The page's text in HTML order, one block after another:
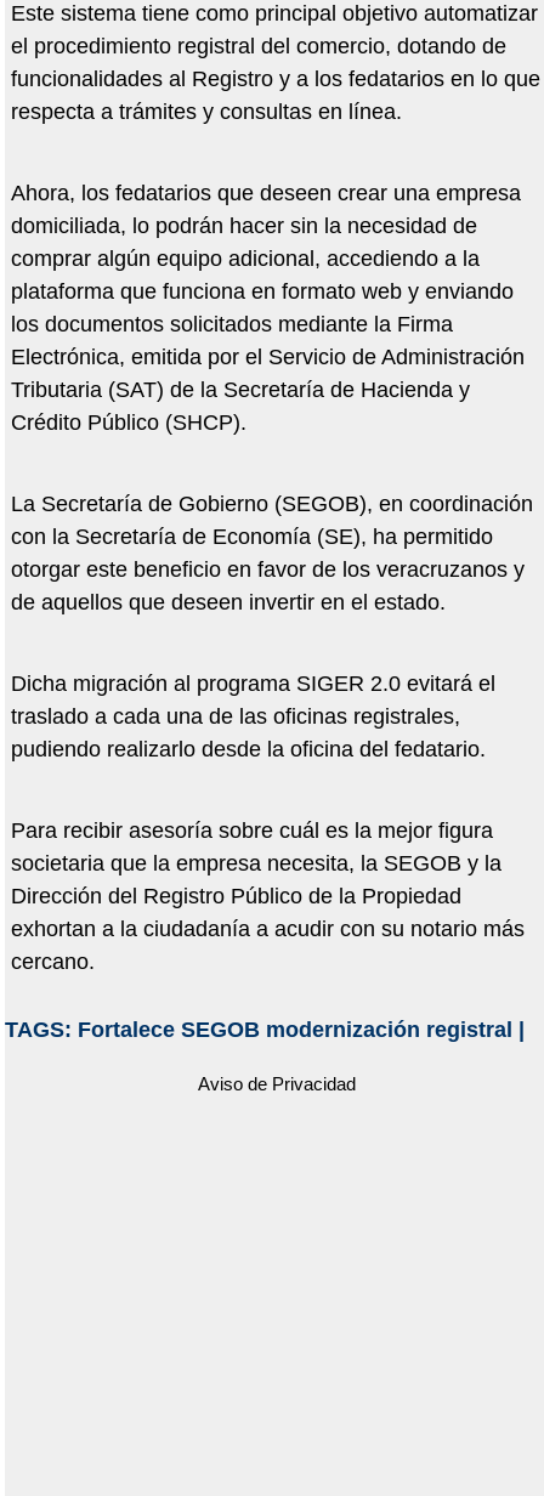
Este sistema tiene como principal objetivo automatizar
el procedimiento registral del comercio, dotando de
funcionalidades al Registro y a los fedatarios en lo que
respecta a trámites y consultas en línea.
Ahora, los fedatarios que deseen crear una empresa
domiciliada, lo podrán hacer sin la necesidad de
comprar algún equipo adicional, accediendo a la
plataforma que funciona en formato web y enviando
los documentos solicitados mediante la Firma
Electrónica, emitida por el Servicio de Administración
Tributaria (SAT) de la Secretaría de Hacienda y
Crédito Público (SHCP).
La Secretaría de Gobierno (SEGOB), en coordinación
con la Secretaría de Economía (SE), ha permitido
otorgar este beneficio en favor de los veracruzanos y
de aquellos que deseen invertir en el estado.
Dicha migración al programa SIGER 2.0 evitará el
traslado a cada una de las oficinas registrales,
pudiendo realizarlo desde la oficina del fedatario.
Para recibir asesoría sobre cuál es la mejor figura
societaria que la empresa necesita, la SEGOB y la
Dirección del Registro Público de la Propiedad
exhortan a la ciudadanía a acudir con su notario más
cercano.
TAGS: Fortalece SEGOB modernización registral
Aviso de Privacidad